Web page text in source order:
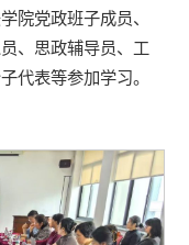
院党政班子成员、
、思政辅导员、工
代表等参加学习。